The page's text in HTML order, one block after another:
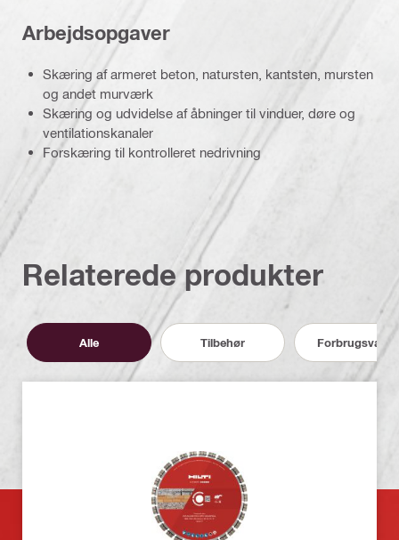
Arbejdsopgaver
Skæring af armeret beton, natursten, kantsten, mursten
og andet murværk
Skæring og udvidelse af åbninger til vinduer, døre og
ventilationskanaler
Forskæring til kontrolleret nedrivning
Relaterede produkter
Alle Tilbehør Forbrugsvarer